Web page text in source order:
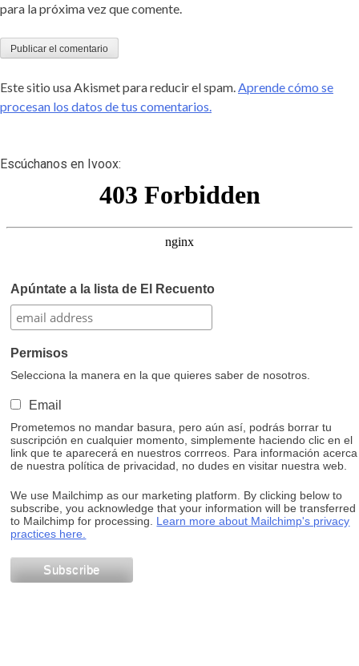
para la próxima vez que comente.
Este sitio usa Akismet para reducir el spam.Aprende cómo se
procesan los datos de tus comentarios.
Escúchanos en Ivoox:
Apúntate a la lista de El Recuento
Permisos
Selecciona la manera en la que quieres saber de nosotros.
Email
Prometemos no mandar basura, pero aún así, podrás borrar tu
suscripción en cualquier momento, simplemente haciendo clic en el
link que te aparecerá en nuestros corrreos. Para información acerca
de nuestra política de privacidad, no dudes en visitar nuestra web.
We use Mailchimp as our marketing platform. By clicking below to
subscribe, you acknowledge that your information will be transferred
to Mailchimp for processing. Learn more about Mailchimp's privacy
practices here.